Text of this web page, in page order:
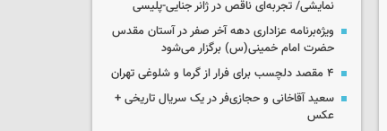
نمایشی/ تجربه‌ای ناقص در ژانر جنایی-پلیسی
ویژه‌برنامه عزاداری دهه آخر صفر در آستان مقدس
حضرت امام خمینی(س) برگزار می‌شود
۴ مقصد دلچسب برای فرار از گرما و شلوغی تهران
سعید آقاخانی و حجازی‌فر در یک سریال تاریخی +
عکس